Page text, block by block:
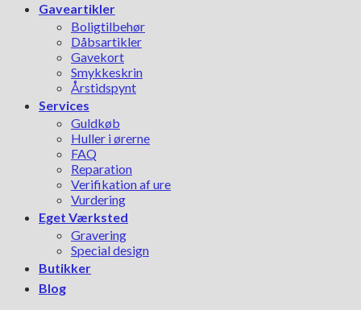
Gaveartikler
Boligtilbehør
Dåbsartikler
Gavekort
Smykkeskrin
Årstidspynt
Services
Guldkøb
Huller i ørerne
FAQ
Reparation
Verifikation af ure
Vurdering
Eget Værksted
Gravering
Special design
Butikker
Blog